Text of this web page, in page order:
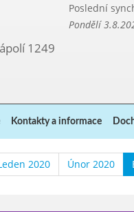
Poslední
Pondělí
1249
Kontakty a informace
2020 Únor 2020